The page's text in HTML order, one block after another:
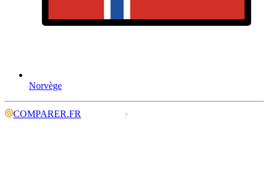
Norvège
COMPARER.FR